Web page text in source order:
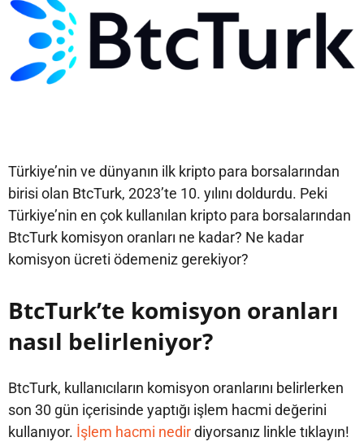
Türkiye’nin ve dünyanın ilk kripto para borsalarından
birisi olan BtcTurk, 2023’te 10. yılını doldurdu. Peki
Türkiye’nin en çok kullanılan kripto para borsalarından
BtcTurk komisyon oranları ne kadar? Ne kadar
komisyon ücreti ödemeniz gerekiyor?
BtcTurk’te komisyon oranları
nasıl belirleniyor?
BtcTurk, kullanıcıların komisyon oranlarını belirlerken
son 30 gün içerisinde yaptığı işlem hacmi değerini
kullanıyor. İşlem hacmi nedirdiyorsanız linkle tıklayın!